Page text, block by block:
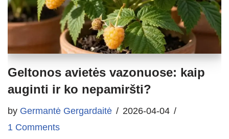
Geltonos avietės vazonuose: kaip
auginti ir ko nepamiršti?
by Germantė Gergardaitė
2026-04-04
1 Comments